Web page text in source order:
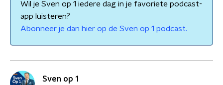
Wil je Sven op 1 iedere dag in je favoriete podcast-
app luisteren?
Abonneer je dan hier op de Sven op 1 podcast.
Sven op 1